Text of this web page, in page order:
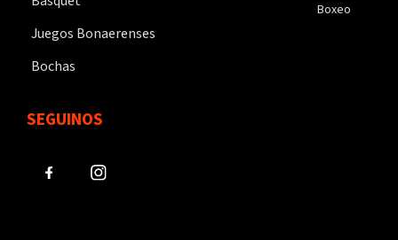
Juegos Bonaerenses
Bochas
Boxeo
SEGUINOS